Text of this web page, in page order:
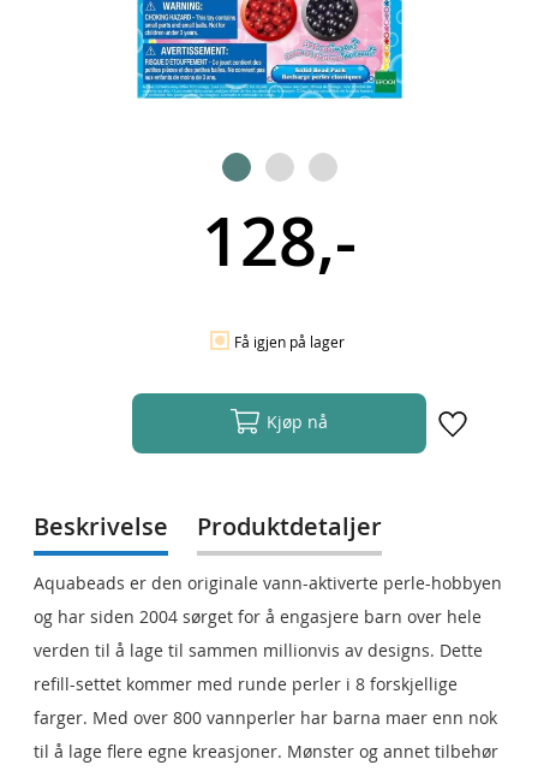
128,-
Få igjen på lager
Kjøp nå
Beskrivelse
Aquabeads er den originale vann-aktiverte perle-hobbyen
og har siden 2004 sørget for å engasjere barn over hele
verden til å lage til sammen millionvis av designs. Dette
refill-settet kommer med runde perler i 8 forskjellige
farger. Med over 800 vannperler har barna maer enn nok
til å lage flere egne kreasjoner. Mønster og annet tilbehør
Produktdetaljer